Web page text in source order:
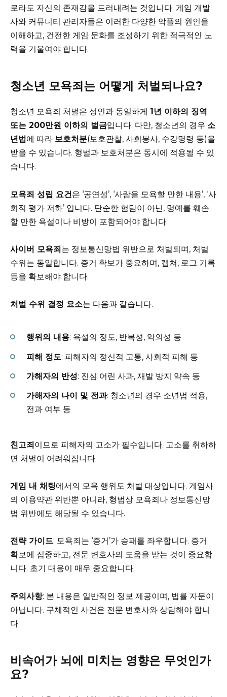
로라도 자신의 존재감을 드러내려는 것입니다. 게임 개발
사와 커뮤니티 관리자들은 이러한 다양한 악플의 원인을
이해하고, 건전한 게임 문화를 조성하기 위한 적극적인 노
력을 기울여야 합니다.
청소년 모욕죄는 어떻게 처벌되나요?
청소년 모욕죄 처벌은 성인과 동일하게 1년 이하의 징역
또는 200만원 이하의 벌금입니다. 다만, 청소년의 경우 소
년법 에 따라 보호처분(보호관찰, 사회봉사, 수강명령 등)을
받을 수 있습니다. 형벌과 보호처분은 동시에 적용될 수 있
습니다.
모욕죄 성립 요건은 ‘공연성’, ‘사람을 모욕할 만한 내용’, ‘사
회적 평가 저하’ 입니다. 단순한 험담이 아닌, 명예를 훼손
할 만한 욕설이나 비방이 포함되어야 합니다.
사이버 모욕죄는 정보통신망법 위반으로 처벌되며, 처벌
수위는 동일합니다. 증거 확보가 중요하며, 캡쳐, 로그 기록
등을 확보해야 합니다.
처벌 수위 결정 요소는 다음과 같습니다.
행위의 내용: 욕설의 정도, 반복성, 악의성 등
피해 정도: 피해자의 정신적 고통, 사회적 피해 등
가해자의 반성: 진심 어린 사과, 재발 방지 약속 등
가해자의 나이 및 전과: 청소년의 경우 소년법 적용,
전과 여부 등
친고죄이므로 피해자의 고소가 필수입니다. 고소를 취하하
면 처벌이 어려워집니다.
게임 내 채팅에서의 모욕 행위도 처벌 대상입니다. 게임사
의 이용약관 위반뿐 아니라, 형법상 모욕죄나 정보통신망
법 위반에도 해당될 수 있습니다.
전략 가이드: 모욕죄는 ‘증거’가 승패를 좌우합니다. 증거
확보에 집중하고, 전문 변호사의 도움을 받는 것이 중요합
니다. 초기 대응이 매우 중요합니다.
주의사항: 본 내용은 일반적인 정보 제공이며, 법률 자문이
아닙니다. 구체적인 사건은 전문 변호사와 상담해야 합니
다.
비속어가 뇌에 미치는 영향은 무엇인가
요?